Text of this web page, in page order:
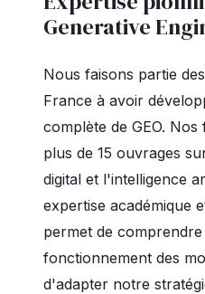
Generative
Nous faisons partie
France à avoir
complète de GEO.
plus de 15 ouvrages
digital et l'intelligence
expertise académique
permet de
fonctionnement des
d'adapter notre